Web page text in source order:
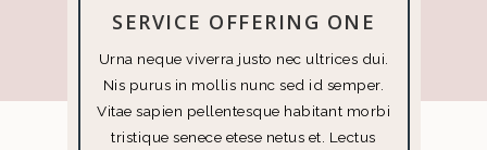
SERVICE OFFERING ONE
Urna neque viverra justo nec ultrices dui.
Nis purus in mollis nunc sed id semper.
Vitae sapien pellentesque habitant morbi
tristique senece etese netus et. Lectus